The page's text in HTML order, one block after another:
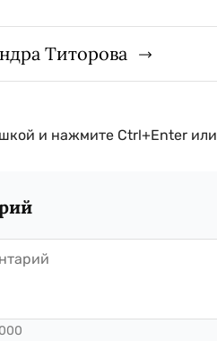
Титорова
и нажмите Ctrl+Enter или